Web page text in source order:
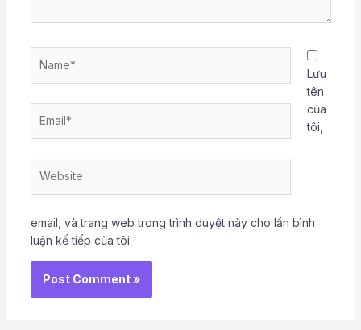
Lưu
tên
của
tôi,
email, và trang web trong trình duyệt này cho lần bình
luận kế tiếp của tôi.